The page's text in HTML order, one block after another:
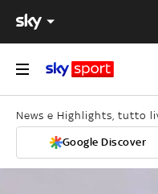
News e Highlights, tutto
Google Discover